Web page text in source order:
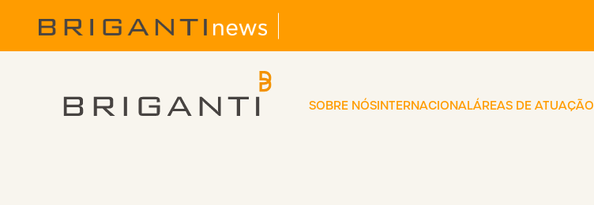
SOBRE NÓSINTERNACIONALÁREAS DE ATUAÇÃO